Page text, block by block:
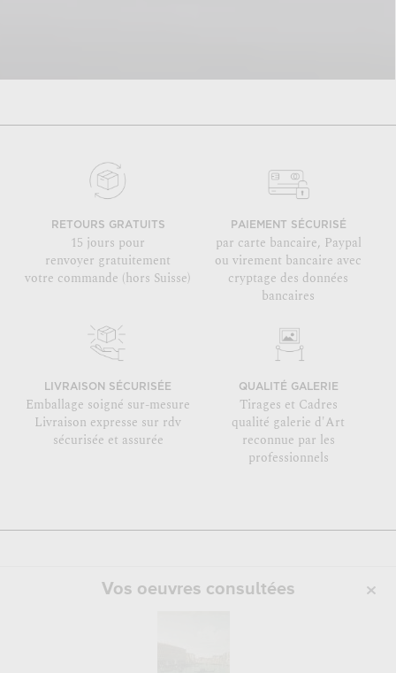
RETOURS GRATUITS
15 jours pour
renvoyer gratuitement
votre commande (hors Suisse)
PAIEMENT SÉCURISÉ
par carte bancaire, Paypal
ou virement bancaire avec
cryptage des données
bancaires
LIVRAISON SÉCURISÉE
Emballage soigné sur-mesure
Livraison expresse sur rdv
sécurisée et assurée
QUALITÉ GALERIE
Tirages et Cadres
qualité galerie d'Art
reconnue par les
professionnels
Vos oeuvres consultées